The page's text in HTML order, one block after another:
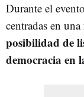
Durante el
centradas en una
posibilidad de
democracia en